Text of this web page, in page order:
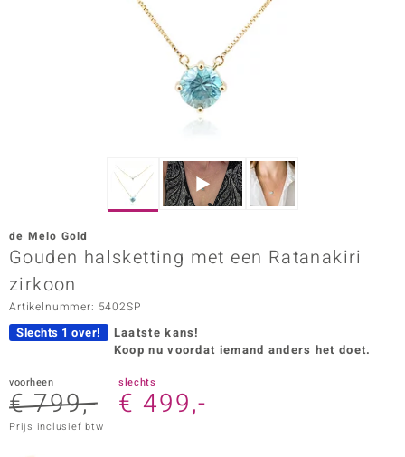
Vogue
de Melo Gold
Gouden halsketting met een Ratanakiri
zirkoon
Artikelnummer: 5402SP
Slechts 1 over!
Laatste kans!
Koop nu voordat iemand anders het doet.
voorheen
€ 799,-
slechts
€ 499,-
Prijs inclusief btw